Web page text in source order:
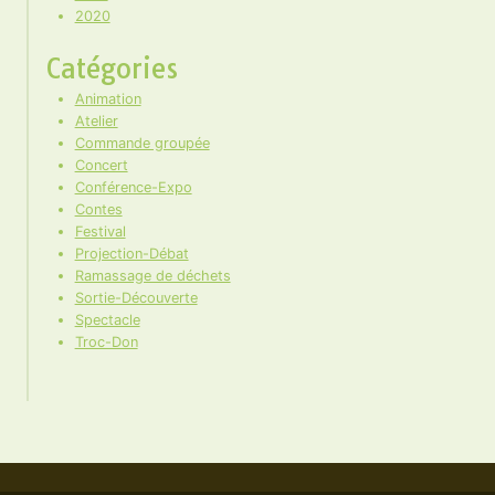
2020
Catégories
Animation
Atelier
Commande groupée
Concert
Conférence-Expo
Contes
Festival
Projection-Débat
Ramassage de déchets
Sortie-Découverte
Spectacle
Troc-Don